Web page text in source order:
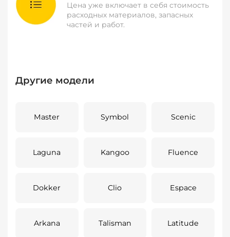
Цена уже включает в себя стоимость
расходных материалов, запасных
частей и работ.
Другие модели
Master Symbol Scenic
Laguna Kangoo Fluence
Dokker Clio Espace
Arkana Talisman Latitude